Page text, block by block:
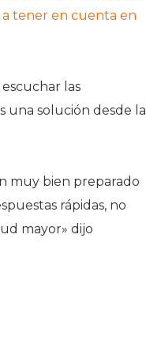
a tener en cuenta en
las
una solución desde la
muy bien preparado
rápidas, no
mayor» dijo